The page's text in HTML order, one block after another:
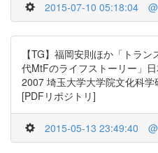
2015-07-10 05:18:04
【TG】福岡安則ほか「トラ
代MtFのライフストーリー」
2007 埼玉大学大学院文化科
[PDFリポジトリ]
2015-05-13 23:49:40